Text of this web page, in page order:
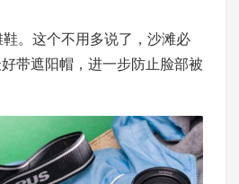
。这个不用多说了，沙滩必
带遮阳帽，进一步防止脸部被